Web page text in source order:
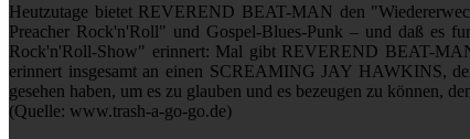
Heutzutage bietet REVEREND BEAT-MAN den
Preacher Rock'n'Roll" und Gospel-Blues-Punk – und daß es
Rock'n'Roll-Show" erinnert: Mal gibt REVEREND BEAT-MAN
erinnert insgesamt an einen SCREAMING JAY HAWKINS,
gesehen haben, um es zu glauben und es bezeugen zu können,
(Quelle: www.trash-a-go-go.de)